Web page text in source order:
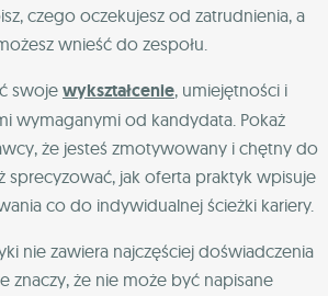
czego oczekujesz od zatrudnienia, a
wnieść do zespołu.
swoje wykształcenie, umiejętności i
wymaganymi od kandydata. Pokaż
że jesteś zmotywowany i chętny do
sprecyzować, jak oferta praktyk wpisuje
co do indywidualnej ścieżki kariery.
nie zawiera najczęściej doświadczenia
znaczy, że nie może być napisane